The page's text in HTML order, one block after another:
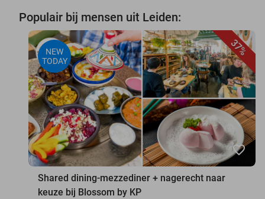
Populair bij mensen uit Leiden:
37%
NEW
TODAY
favorite_border
Shared dining-mezzediner + nagerecht naar
keuze bij Blossom by KP